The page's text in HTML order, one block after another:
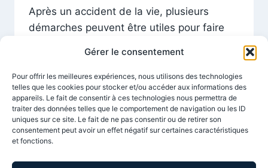
Gérer le consentement
Pour offrir les meilleures expériences, nous utilisons des technologies
telles que les cookies pour stocker et/ou accéder aux informations des
appareils. Le fait de consentir à ces technologies nous permettra de
traiter des données telles que le comportement de navigation ou les ID
uniques sur ce site. Le fait de ne pas consentir ou de retirer son
consentement peut avoir un effet négatif sur certaines caractéristiques
et fonctions.
Après un accident de la vie, plusieurs
démarches peuvent être utiles pour faire